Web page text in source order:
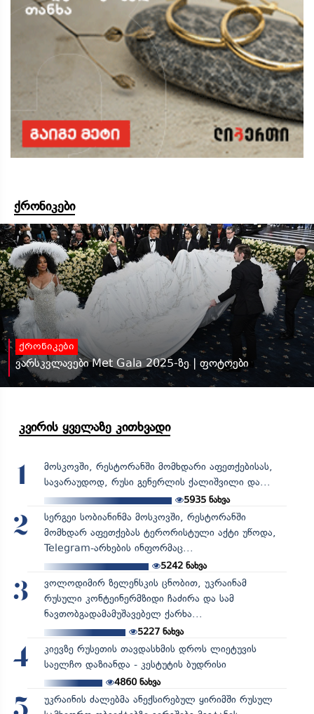
ქრონიკები
ქრონიკები
ვარსკვლავები Met Gala 2025-ზე | ფოტოები
კვირის ყველაზე კითხვადი
1
მოსკოვში, რესტორანში მომხდარი აფეთქებისას,
სავარაუდოდ, რუსი გენერლის ქალიშვილი და...
5935 ნახვა
2
სერგეი სობიანინმა მოსკოვში, რესტორანში
მომხდარ აფეთქებას ტერორისტული აქტი უწოდა,
Telegram-არხების ინფორმაც...
5242ნახვა
3
ვოლოდიმირ ზელენსკის ცნობით, უკრაინამ
რუსული კონტეინერმზიდი ჩაძირა და სამ
ნავთობგადამამუშავებელ ქარხა...
5227ნახვა
4
კიევზე რუსეთის თავდასხმის დროს ლიეტუვის
საელჩო დაზიანდა - კესტუტის ბუდრისი
4860ნახვა
უკრაინის ძალებმა ანექსირებულ ყირიმში რუსულ